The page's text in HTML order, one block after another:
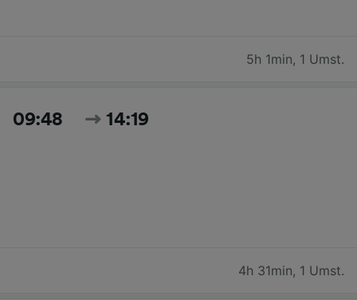
5h 1min, 1 Umst.
09:48 14:19
4h 31min, 1 Umst.